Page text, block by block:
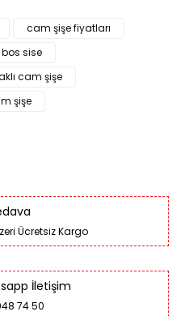
cam şişe fiyatları
bos sise
cam şişe
şişe
Ücretsiz Kargo
İletişim
74 50